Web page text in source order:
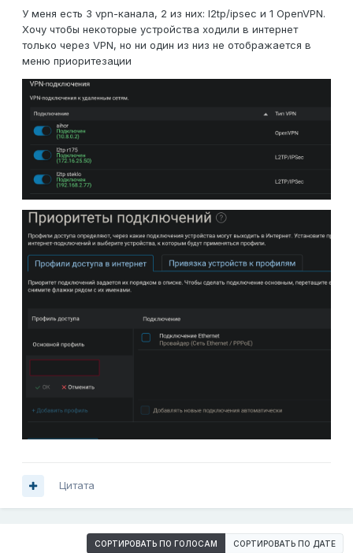
У меня есть 3 vpn-канала, 2 из них: l2tp/ipsec и 1 OpenVPN.
Хочу чтобы некоторые устройства ходили в интернет
только через VPN, но ни один из низ не отображается в
меню приоритезации
Цитата
СОРТИРОВАТЬ ПО ГОЛОСАМ СОРТИРОВАТЬ ПО ДАТЕ